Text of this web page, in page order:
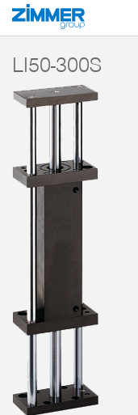
Start Produkty
LI50-300S